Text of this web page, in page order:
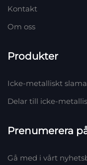
Kontakt
Om oss
Produkter
Icke-metalliskt
Delar till icke-
Prenumerera
Gå med i vårt